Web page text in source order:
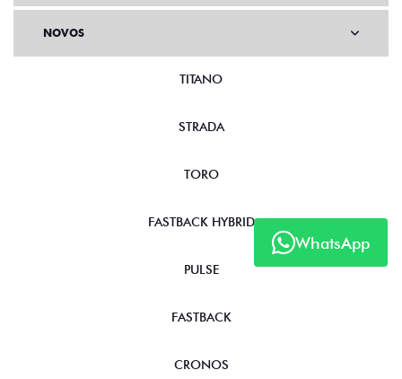
WhatsApp
OFERTAS
TITANO
STRADA
TORO
FASTBACK HYBRID
PULSE
FASTBACK